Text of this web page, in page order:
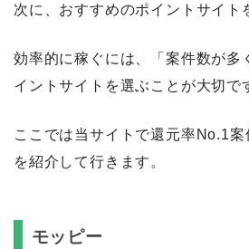
次に、おすすめのポイントサイト
効率的に稼ぐには、「案件数が多
イントサイトを選ぶことが大切で
ここでは当サイトで還元率No.1案
を紹介して行きます。
モッピー